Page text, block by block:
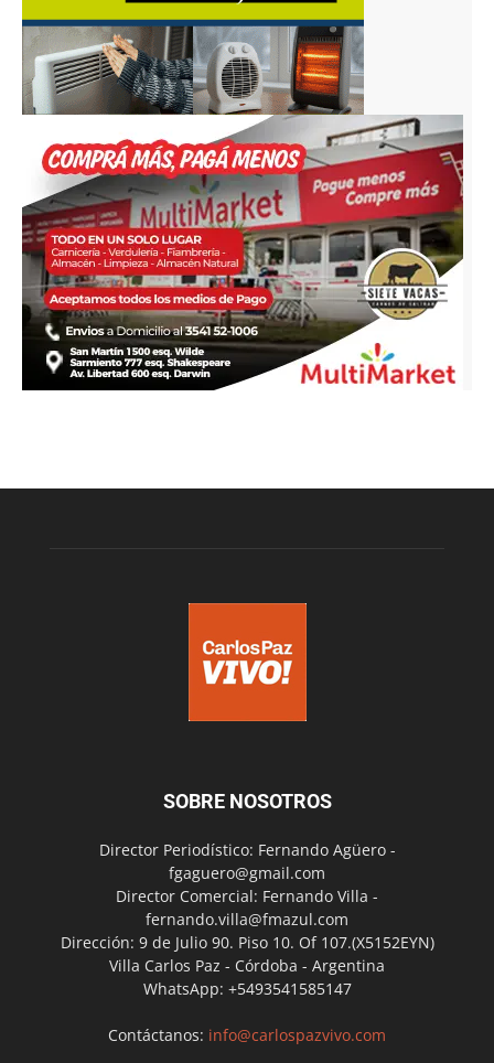
SOBRE NOSOTROS
Director Periodístico: Fernando Agüero -
fgaguero@gmail.com
Director Comercial: Fernando Villa -
fernando.villa@fmazul.com
Dirección: 9 de Julio 90. Piso 10. Of 107.(X5152EYN)
Villa Carlos Paz - Córdoba - Argentina
WhatsApp: +5493541585147
Contáctanos: info@carlospazvivo.com